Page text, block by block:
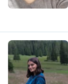
V